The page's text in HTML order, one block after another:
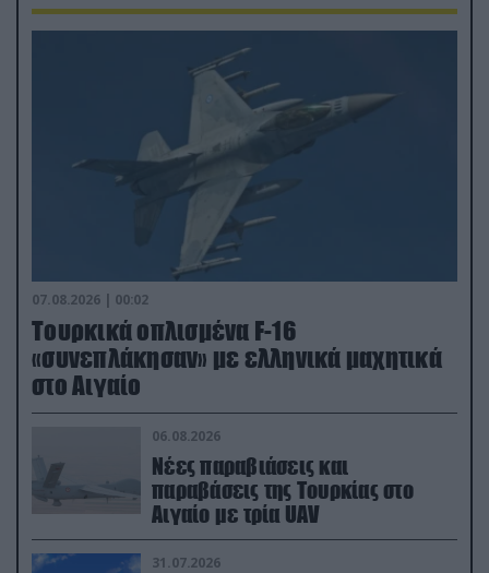
07.08.2026 | 00:02
Τουρκικά οπλισμένα F-16
«συνεπλάκησαν» με ελληνικά μαχητικά
στο Αιγαίο
06.08.2026
Νέες παραβιάσεις και
παραβάσεις της Τουρκίας στο
Αιγαίο με τρία UAV
31.07.2026